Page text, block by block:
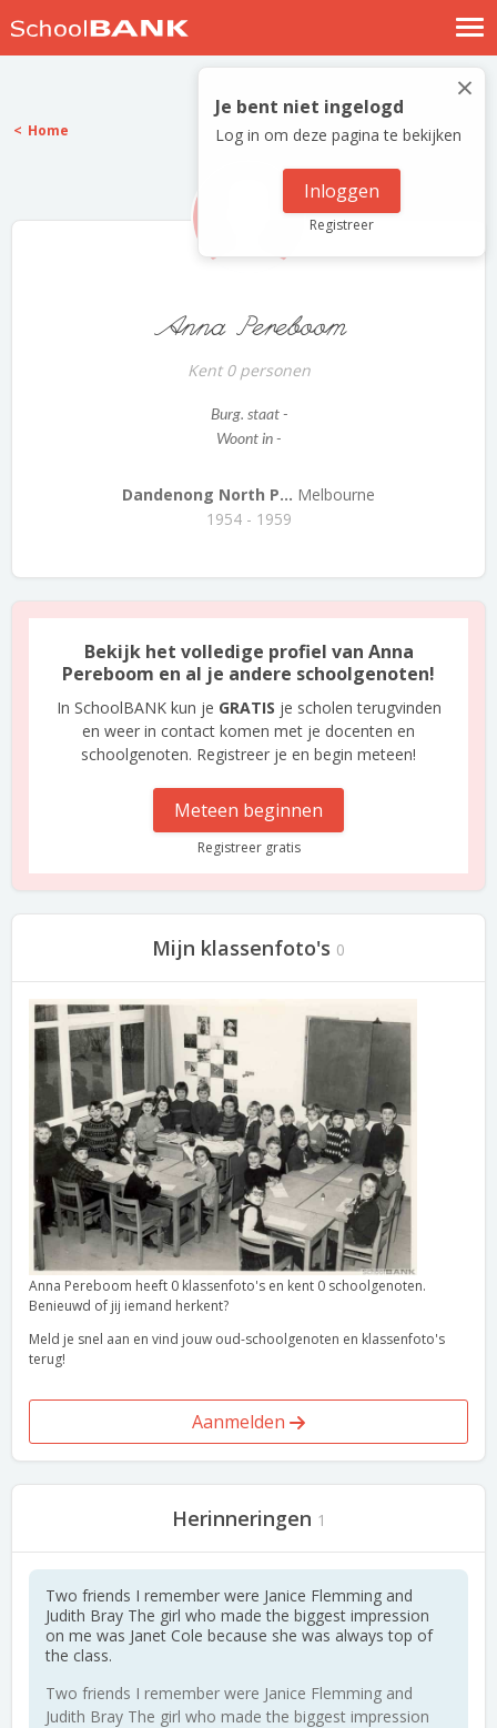
Nostalgische verhalen
Log in
Meld je gratis aan
×
Je bent niet ingelogd
Log in om deze pagina te bekijken
Inloggen
Registreer
Home
Anna Pereboom
Kent 0 personen
Burg. staat -
Woont in -
Dandenong North P... Melbourne
1954 - 1959
Bekijk het volledige profiel van Anna
Pereboom en al je andere schoolgenoten!
In SchoolBANK kun je GRATIS je scholen terugvinden
en weer in contact komen met je docenten en
schoolgenoten. Registreer je en begin meteen!
Meteen beginnen
Registreer gratis
Mijn klassenfoto's 0
Anna Pereboom heeft 0 klassenfoto's en kent 0 schoolgenoten.
Benieuwd of jij iemand herkent?
Meld je snel aan en vind jouw oud-schoolgenoten en klassenfoto's
terug!
Aanmelden
Herinneringen 1
Two friends I remember were Janice Flemming and
Judith Bray The girl who made the biggest impression
on me was Janet Cole because she was always top of
the class.
Two friends I remember were Janice Flemming and
Judith Bray The girl who made the biggest impression